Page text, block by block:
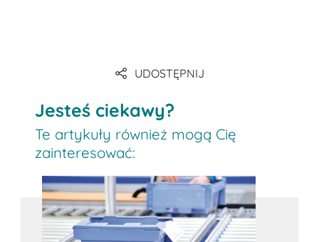
Link
UDOSTĘPNIJ
Jesteś ciekawy?
Te artykuły również mogą Cię
zainteresować: